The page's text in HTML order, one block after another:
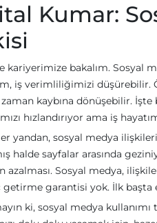
Kumar:
kariyerimize bakalım. Sosyal
iş verimliliğimizi düşürebilir.
kaybına dönüşebilir.
hızlandırıyor ama iş
yandan, sosyal medya
halde sayfalar arasında
azalması. Sosyal medya,
getirme garantisi yok. İlk başta
ki, sosyal medya